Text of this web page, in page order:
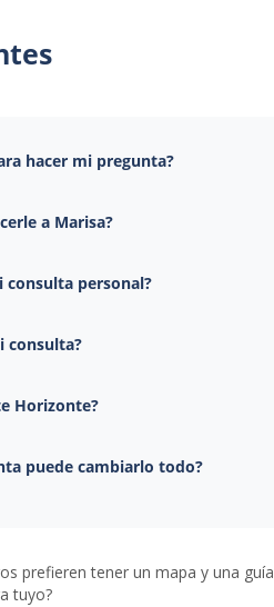
hacer mi pregunta?
a Marisa?
consulta personal?
consulta?
Horizonte?
puede cambiarlo todo?
prefieren tener un mapa y una guía
tuyo?